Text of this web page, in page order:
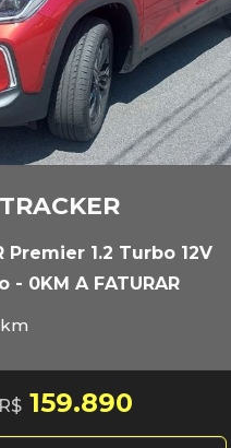
TRACKER
Premier 1.2 Turbo 12V
- 0KM A FATURAR
159.890